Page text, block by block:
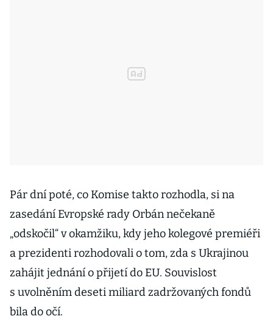
Pár dní poté, co Komise takto rozhodla, si na
zasedání Evropské rady Orbán nečekaně
„odskočil“ v okamžiku, kdy jeho kolegové premiéři
a prezidenti rozhodovali o tom, zda s Ukrajinou
zahájit jednání o přijetí do EU. Souvislost
s uvolněním deseti miliard zadržovaných fondů
bila do očí.